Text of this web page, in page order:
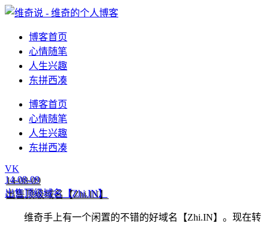
博客首页
心情随笔
人生兴趣
东拼西凑
博客首页
心情随笔
人生兴趣
东拼西凑
VK
14-08-09
出售顶级域名【Zhi.IN】
维奇手上有一个闲置的不错的好域名【Zhi.IN】。现在转